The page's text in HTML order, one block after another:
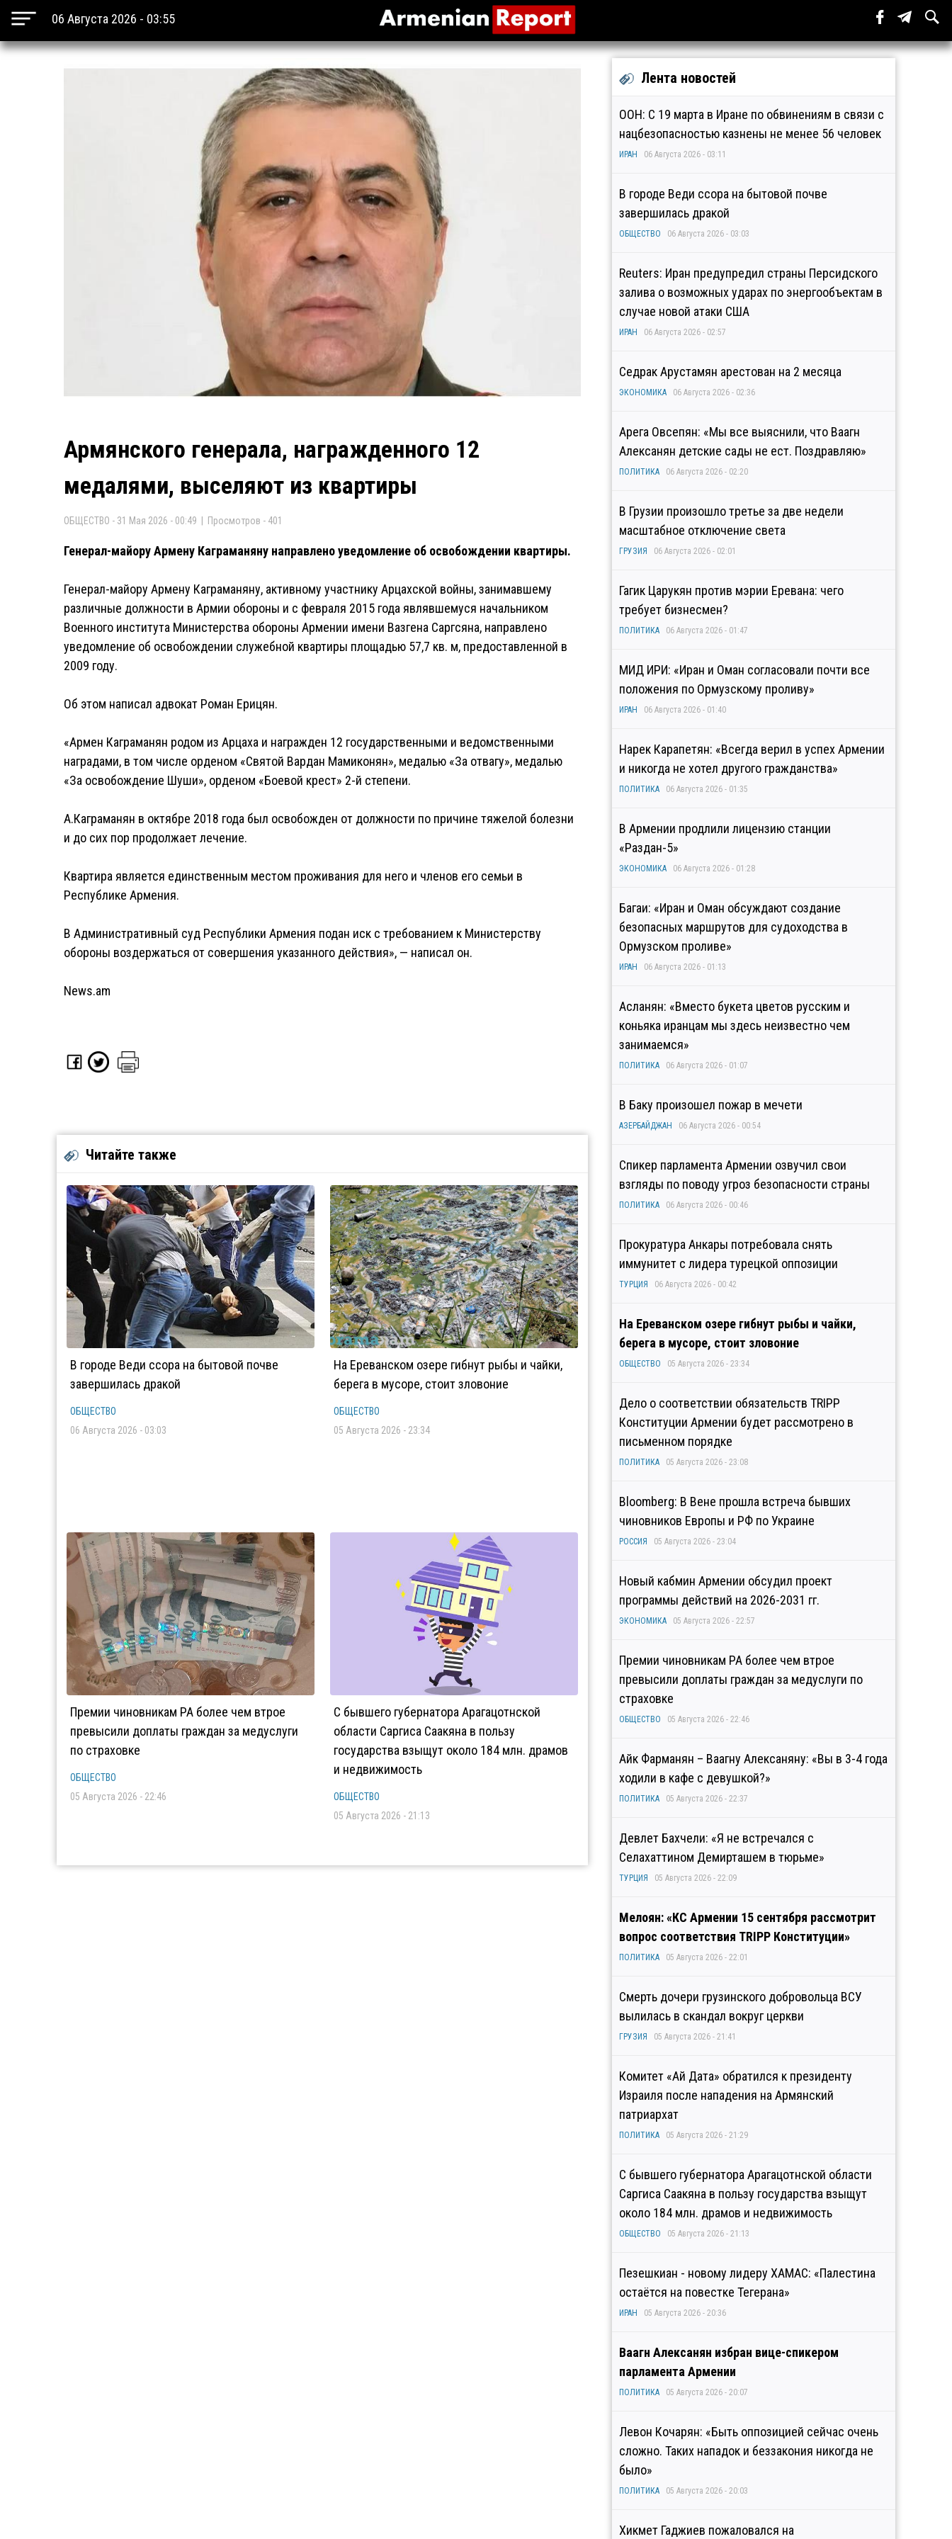
06 Августа 2026 - 03:55
Армянского генерала, награжденного 12
медалями, выселяют из квартиры
ОБЩЕСТВО - 31 Мая 2026 - 00:49 | Просмотров - 401
Генерал-майору Армену Каграманяну направлено уведомление об освобождении квартиры.
Генерал-майору Армену Каграманяну, активному участнику Арцахской войны, занимавшему
различные должности в Армии обороны и с февраля 2015 года являвшемуся начальником
Военного института Министерства обороны Армении имени Вазгена Саргсяна, направлено
уведомление об освобождении служебной квартиры площадью 57,7 кв. м, предоставленной в
2009 году.
Об этом написал адвокат Роман Ерицян.
«Армен Каграманян родом из Арцаха и награжден 12 государственными и ведомственными
наградами, в том числе орденом «Святой Вардан Мамиконян», медалью «За отвагу», медалью
«За освобождение Шуши», орденом «Боевой крест» 2-й степени.
А.Каграманян в октябре 2018 года был освобожден от должности по причине тяжелой болезни
и до сих пор продолжает лечение.
Квартира является единственным местом проживания для него и членов его семьи в
Республике Армения.
В Административный суд Республики Армения подан иск с требованием к Министерству
обороны воздержаться от совершения указанного действия», — написал он.
News.am
Читайте также
В городе Веди ссора на бытовой почве
завершилась дракой
ОБЩЕСТВО
06 Августа 2026 - 03:03
На Ереванском озере гибнут рыбы и чайки,
берега в мусоре, стоит зловоние
ОБЩЕСТВО
05 Августа 2026 - 23:34
Премии чиновникам РА более чем втрое
превысили доплаты граждан за медуслуги
по страховке
ОБЩЕСТВО
05 Августа 2026 - 22:46
С бывшего губернатора Арагацотнской
области Саргиса Саакяна в пользу
государства взыщут около 184 млн. драмов
и недвижимость
ОБЩЕСТВО
05 Августа 2026 - 21:13
Лента новостей
ООН: С 19 марта в Иране по обвинениям в связи с
нацбезопасностью казнены не менее 56 человек
ИРАН 06 Августа 2026 - 03:11
В городе Веди ссора на бытовой почве
завершилась дракой
ОБЩЕСТВО 06 Августа 2026 - 03:03
Reuters: Иран предупредил страны Персидского
залива о возможных ударах по энергообъектам в
случае новой атаки США
ИРАН 06 Августа 2026 - 02:57
Седрак Арустамян арестован на 2 месяца
ЭКОНОМИКА 06 Августа 2026 - 02:36
Арега Овсепян: «Мы все выяснили, что Ваагн
Алексанян детские сады не ест. Поздравляю»
ПОЛИТИКА 06 Августа 2026 - 02:20
В Грузии произошло третье за две недели
масштабное отключение света
ГРУЗИЯ 06 Августа 2026 - 02:01
Гагик Царукян против мэрии Еревана: чего
требует бизнесмен?
ПОЛИТИКА 06 Августа 2026 - 01:47
МИД ИРИ: «Иран и Оман согласовали почти все
положения по Ормузскому проливу»
ИРАН 06 Августа 2026 - 01:40
Нарек Карапетян: «Всегда верил в успех Армении
и никогда не хотел другого гражданства»
ПОЛИТИКА 06 Августа 2026 - 01:35
В Армении продлили лицензию станции
«Раздан-5»
ЭКОНОМИКА 06 Августа 2026 - 01:28
Багаи: «Иран и Оман обсуждают создание
безопасных маршрутов для судоходства в
Ормузском проливе»
ИРАН 06 Августа 2026 - 01:13
Асланян: «Вместо букета цветов русским и
коньяка иранцам мы здесь неизвестно чем
занимаемся»
ПОЛИТИКА 06 Августа 2026 - 01:07
В Баку произошел пожар в мечети
АЗЕРБАЙДЖАН 06 Августа 2026 - 00:54
Спикер парламента Армении озвучил свои
взгляды по поводу угроз безопасности страны
ПОЛИТИКА 06 Августа 2026 - 00:46
Прокуратура Анкары потребовала снять
иммунитет с лидера турецкой оппозиции
ТУРЦИЯ 06 Августа 2026 - 00:42
На Ереванском озере гибнут рыбы и чайки,
берега в мусоре, стоит зловоние
ОБЩЕСТВО 05 Августа 2026 - 23:34
Дело о соответствии обязательств TRIPP
Конституции Армении будет рассмотрено в
письменном порядке
ПОЛИТИКА 05 Августа 2026 - 23:08
Bloomberg: В Вене прошла встреча бывших
чиновников Европы и РФ по Украине
РОССИЯ 05 Августа 2026 - 23:04
Новый кабмин Армении обсудил проект
программы действий на 2026-2031 гг.
ЭКОНОМИКА 05 Августа 2026 - 22:57
Премии чиновникам РА более чем втрое
превысили доплаты граждан за медуслуги по
страховке
ОБЩЕСТВО 05 Августа 2026 - 22:46
Айк Фарманян – Ваагну Алексаняну: «Вы в 3-4 года
ходили в кафе с девушкой?»
ПОЛИТИКА 05 Августа 2026 - 22:37
Девлет Бахчели: «Я не встречался с
Селахаттином Демирташем в тюрьме»
ТУРЦИЯ 05 Августа 2026 - 22:09
Мелоян: «КС Армении 15 сентября рассмотрит
вопрос соответствия TRIPP Конституции»
ПОЛИТИКА 05 Августа 2026 - 22:01
Смерть дочери грузинского добровольца ВСУ
вылилась в скандал вокруг церкви
ГРУЗИЯ 05 Августа 2026 - 21:41
Комитет «Ай Дата» обратился к президенту
Израиля после нападения на Армянский
патриархат
ПОЛИТИКА 05 Августа 2026 - 21:29
С бывшего губернатора Арагацотнской области
Саргиса Саакяна в пользу государства взыщут
около 184 млн. драмов и недвижимость
ОБЩЕСТВО 05 Августа 2026 - 21:13
Пезешкиан - новому лидеру ХАМАС: «Палестина
остаётся на повестке Тегерана»
ИРАН 05 Августа 2026 - 20:36
Ваагн Алексанян избран вице-спикером
парламента Армении
ПОЛИТИКА 05 Августа 2026 - 20:07
Левон Кочарян: «Быть оппозицией сейчас очень
сложно. Таких нападок и беззакония никогда не
было»
ПОЛИТИКА 05 Августа 2026 - 20:03
Хикмет Гаджиев пожаловался на